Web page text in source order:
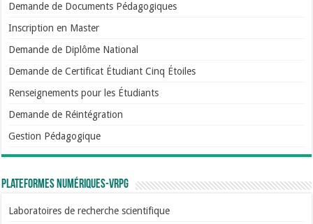
Demande de Documents Pédagogiques
Inscription en Master
Demande de Diplôme National
Demande de Certificat Étudiant Cinq Étoiles
Renseignements pour les Étudiants
Demande de Réintégration
Gestion Pédagogique
Plateformes numériques-VRPG
Laboratoires de recherche scientifique